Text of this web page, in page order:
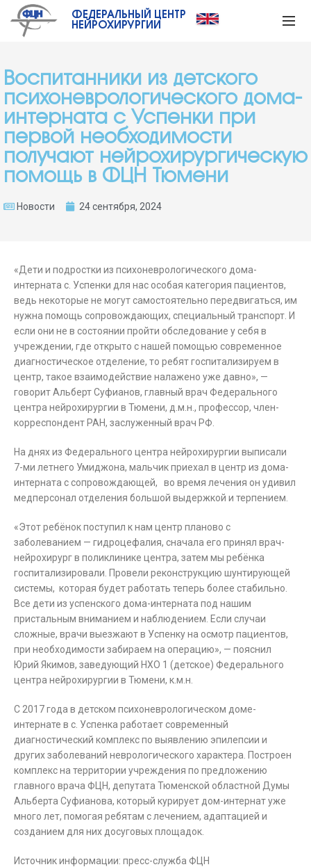
ФЕДЕРАЛЬНЫЙ ЦЕНТР
НЕЙРОХИРУРГИИ
Воспитанники из детского
психоневрологического дома-
интерната с Успенки при
первой необходимости
получают нейрохирургическую
помощь в ФЦН Тюмени
Новости 24 сентября, 2024
«Дети и подростки из психоневрологического дома-
интерната с. Успенки для нас особая категория пациентов,
ведь некоторые не могут самостоятельно передвигаться, им
нужна помощь сопровождающих, специальный транспорт. И
если они не в состоянии пройти обследование у себя в
учреждении, где открыто с нашей помощью современное
диагностическое отделение, то ребят госпитализируем в
центр, такое взаимодействие налажено уже давно», —
говорит Альберт Суфианов, главный врач Федерального
центра нейрохирургии в Тюмени, д.м.н., профессор, член-
корреспондент РАН, заслуженный врач РФ.
На днях из Федерального центра нейрохирургии выписали
7-ми летнего Умиджона, мальчик приехал в центр из дома-
интерната с сопровождающей, во время лечения он удивил
медперсонал отделения большой выдержкой и терпением.
«Этот ребёнок поступил к нам центр планово с
заболеванием — гидроцефалия, сначала его принял врач-
нейрохирург в поликлинике центра, затем мы ребёнка
госпитализировали. Провели реконструкцию шунтирующей
системы, которая будет работать теперь более стабильно.
Все дети из успенского дома-интерната под нашим
пристальным вниманием и наблюдением. Если случаи
сложные, врачи выезжают в Успенку на осмотр пациентов,
при необходимости забираем на операцию», — пояснил
Юрий Якимов, заведующий НХО 1 (детское) Федерального
центра нейрохирургии в Тюмени, к.м.н.
С 2017 года в детском психоневрологическом доме-
интернате в с. Успенка работает современный
диагностический комплекс по выявлению эпилепсии и
других заболеваний неврологического характера. Построен
комплекс на территории учреждения по предложению
главного врача ФЦН, депутата Тюменской областной Думы
Альберта Суфианова, который курирует дом-интернат уже
много лет, помогая ребятам с лечением, адаптацией и
созданием для них досуговых площадок.
Источник информации: пресс-служба ФЦН